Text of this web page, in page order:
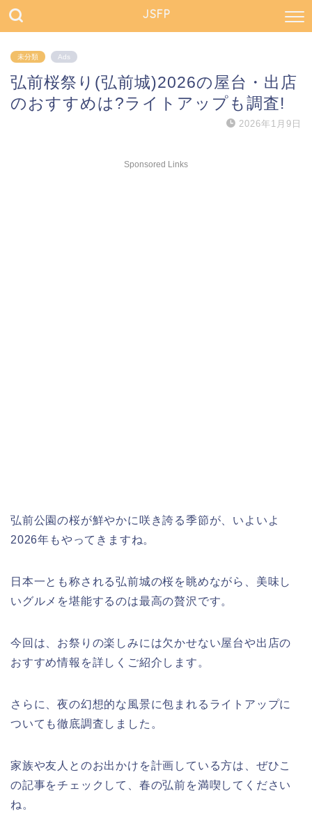
JSFP
未分類 Ads
弘前桜祭り(弘前城)2026の屋台・出店
のおすすめは?ライトアップも調査!
2026年1月9日
Sponsored Links
弘前公園の桜が鮮やかに咲き誇る季節が、いよいよ
2026年もやってきますね。
日本一とも称される弘前城の桜を眺めながら、美味し
いグルメを堪能するのは最高の贅沢です。
今回は、お祭りの楽しみには欠かせない屋台や出店の
おすすめ情報を詳しくご紹介します。
さらに、夜の幻想的な風景に包まれるライトアップに
ついても徹底調査しました。
家族や友人とのお出かけを計画している方は、ぜひこ
の記事をチェックして、春の弘前を満喫してください
ね。